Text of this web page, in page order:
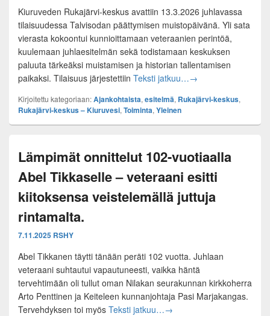
Kiuruveden Rukajärvi-keskus avattiin 13.3.2026 juhlavassa
tilaisuudessa Talvisodan päättymisen muistopäivänä. Yli sata
vierasta kokoontui kunnioittamaan veteraanien perintöä,
kuulemaan juhlaesitelmän sekä todistamaan keskuksen
paluuta tärkeäksi muistamisen ja historian tallentamisen
paikaksi. Tilaisuus järjestettiin Teksti jatkuu…Kiuruveden
→
Kirjoitettu kategoriaan:Ajankohtaista, esitelmä, Rukajärvi-keskus,
Rukajärvi-keskus – Kiuruvesi, Toiminta, Yleinen
Lämpimät onnittelut 102-vuotiaalla
Abel Tikkaselle – veteraani esitti
kiitoksensa veistelemällä juttuja
rintamalta.
7.11.2025 RSHY
Abel Tikkanen täytti tänään peräti 102 vuotta. Juhlaan
veteraani suhtautui vapautuneesti, vaikka häntä
tervehtimään oli tullut oman Nilakan seurakunnan kirkkoherra
Arto Penttinen ja Keiteleen kunnanjohtaja Pasi Marjakangas.
Tervehdyksen toi myös Teksti jatkuu…Lämpimät onnittelut 102-
→